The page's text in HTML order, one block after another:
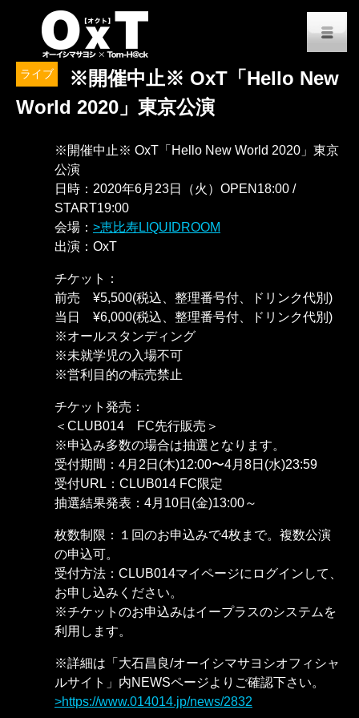
ライブ
※開催中止※ OxT「Hello New
World 2020」東京公演
※開催中止※ OxT「Hello New World 2020」東京
公演
日時：2020年6月23日（火）OPEN18:00 /
START19:00
会場：
恵比寿LIQUIDROOM
出演：OxT
チケット：
前売 ¥5,500(税込、整理番号付、ドリンク代別)
当日 ¥6,000(税込、整理番号付、ドリンク代別)
※オールスタンディング
※未就学児の入場不可
※営利目的の転売禁止
チケット発売：
＜CLUB014 FC先行販売＞
※申込み多数の場合は抽選となります。
受付期間：4月2日(木)12:00〜4月8日(水)23:59
受付URL：CLUB014 FC限定
抽選結果発表：4月10日(金)13:00～
枚数制限：１回のお申込みで4枚まで。複数公演
の申込可。
受付方法：CLUB014マイページにログインして、
お申し込みください。
※チケットのお申込みはイープラスのシステムを
利用します。
※詳細は「大石昌良/オーイシマサヨシオフィシャ
ルサイト」内NEWSページよりご確認下さい。
https://www.014014.jp/news/2832